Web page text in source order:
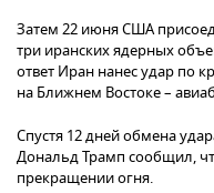
Затем 22 июня США
три иранских ядерных
ответ Иран нанес удар по
на Ближнем Востоке –
Спустя 12 дней обмена
Дональд Трамп сообщил,
прекращении огня.